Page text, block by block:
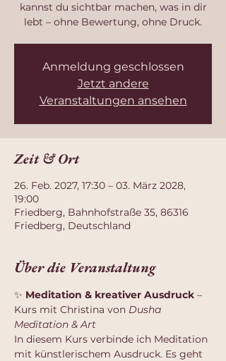
kannst du sichtbar machen, was in dir
lebt – ohne Bewertung, ohne Druck.
Anmeldung geschlossen
Jetzt andere
Veranstaltungen ansehen
Zeit & Ort
26. Feb. 2027, 17:30 – 03. März 2028,
19:00
Friedberg, Bahnhofstraße 35, 86316
Friedberg, Deutschland
Über die Veranstaltung
✨ Meditation & kreativer Ausdruck –
Kurs mit Christina von Dusha
Meditation & Art
In diesem Kurs verbinde ich Meditation
mit künstlerischem Ausdruck. Es geht